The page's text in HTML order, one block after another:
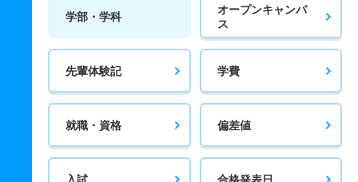
学部・学科
オープンキャンパ
ス
先輩体験記 学費
就職・資格 偏差値
入試 合格発表日